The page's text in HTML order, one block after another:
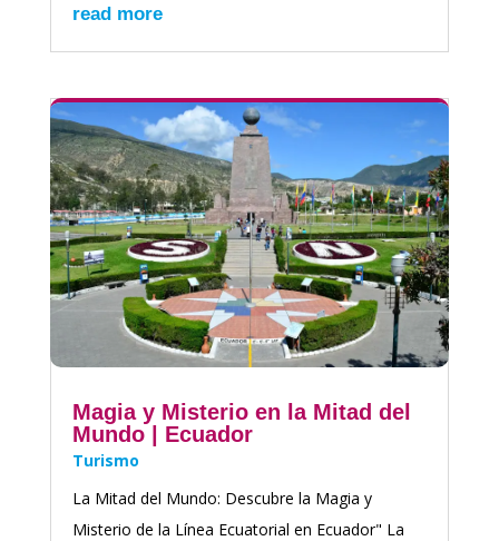
read more
Magia y Misterio en la Mitad del
Mundo | Ecuador
Turismo
La Mitad del Mundo: Descubre la Magia y
Misterio de la Línea Ecuatorial en Ecuador" La